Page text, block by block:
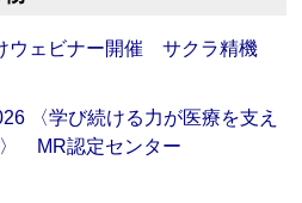
ウェビナー開催 サクラ精機
〈学び続ける力が医療を支え
MR認定センター